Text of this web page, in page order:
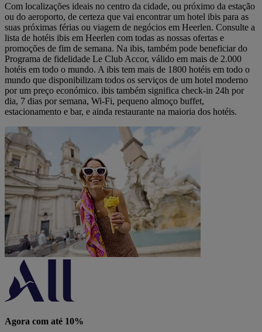
Com localizações ideais no centro da cidade, ou próximo da estação
ou do aeroporto, de certeza que vai encontrar um hotel ibis para as
suas próximas férias ou viagem de negócios em Heerlen. Consulte a
lista de hotéis ibis em Heerlen com todas as nossas ofertas e
promoções de fim de semana. Na ibis, também pode beneficiar do
Programa de fidelidade Le Club Accor, válido em mais de 2.000
hotéis em todo o mundo. A ibis tem mais de 1800 hotéis em todo o
mundo que disponibilizam todos os serviços de um hotel moderno
por um preço económico. ibis também significa check-in 24h por
dia, 7 dias por semana, Wi-Fi, pequeno almoço buffet,
estacionamento e bar, e ainda restaurante na maioria dos hotéis.
Agora com até 10%